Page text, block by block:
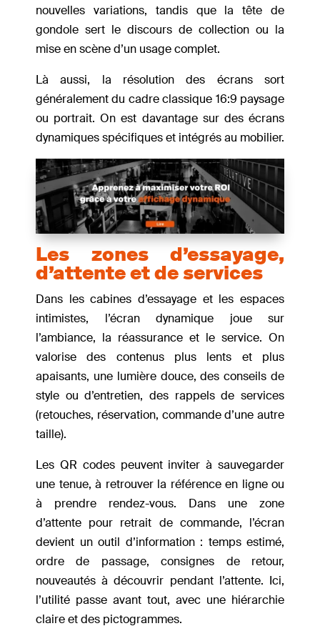
nouvelles variations, tandis que la tête de
gondole sert le discours de collection ou la
mise en scène d’un usage complet.
Là aussi, la résolution des écrans sort
généralement du cadre classique 16:9 paysage
ou portrait. On est davantage sur des écrans
dynamiques spécifiques et intégrés au mobilier.
Les zones d’essayage,
d’attente et de services
Dans les cabines d’essayage et les espaces
intimistes, l’écran dynamique joue sur
l’ambiance, la réassurance et le service. On
valorise des contenus plus lents et plus
apaisants, une lumière douce, des conseils de
style ou d’entretien, des rappels de services
(retouches, réservation, commande d’une autre
taille).
Les QR codes peuvent inviter à sauvegarder
une tenue, à retrouver la référence en ligne ou
à prendre rendez-vous. Dans une zone
d’attente pour retrait de commande, l’écran
devient un outil d’information : temps estimé,
ordre de passage, consignes de retour,
nouveautés à découvrir pendant l’attente. Ici,
l’utilité passe avant tout, avec une hiérarchie
claire et des pictogrammes.